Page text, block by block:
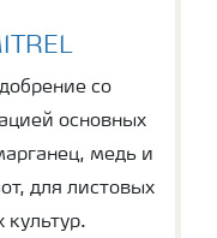
со
основных
медь и
для листовых
культур.